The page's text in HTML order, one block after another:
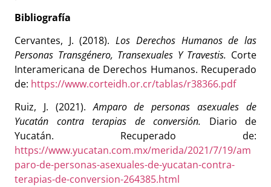
Bibliografía
Cervantes, J. (2018).Los Derechos Humanos de las
Personas Transgénero, Transexuales Y Travestis. Corte
Interamericana de Derechos Humanos. Recuperado
de: https://www.corteidh.or.cr/tablas/r38366.pdf
Ruiz, J. (2021). Amparo de personas asexuales de
Yucatán contra terapias de conversión. Diario de
Yucatán. Recuperado de:
https://www.yucatan.com.mx/merida/2021/7/19/am
paro-de-personas-asexuales-de-yucatan-contra-
terapias-de-conversion-264385.html